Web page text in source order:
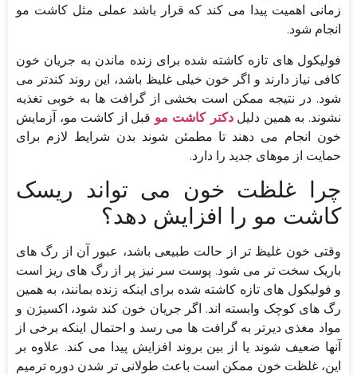
زمانی اهمیت پیدا می کند که قرار باشد عملی مثل کاشت مو
انجام شود.
فولیکول های تازه کاشته شده برای زنده ماندن به جریان خون
کافی نیاز دارند و اگر خون خیلی غلیظ باشد، این روند کندتر می
شود. در نتیجه ممکن است بخشی از گرافت ها به خوبی تغذیه
نشوند. به همین دلیلدکتر کاشت مو قبل از کاشت مو، آزمایش
خون انجام می دهند تا مطمئن شوند بدن شرایط لازم برای
حمایت از موهای جدید را دارد.
چرا غلظت خون می تواند ریسک
کاشت مو را افزایش دهد؟
وقتی خون غلیظ تر از حالت طبیعی باشد، عبور آن از رگ های
باریک سخت تر می شود. پوست سر نیز پر از رگ های ریز است
و فولیکول های تازه کاشته شده برای اینکه زنده بمانند، به همین
رگ های کوچک وابسته اند. اگر جریان خون کند شود، اکسیژن و
مواد مغذی دیرتر به گرافت ها می رسد و احتمال اینکه برخی از
آنها ضعیف شوند یا از بین بروند افزایش پیدا می کند. علاوه بر
این، غلظت خون ممکن است باعث طولانی تر شدن دوره ترمیم